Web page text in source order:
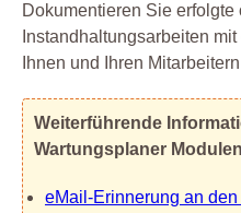
Dokumentieren Sie erfolgte
Instandhaltungsarbeiten
Ihnen und Ihren
Weiterführende
Wartungsplaner Modulen
eMail-Erinnerung an